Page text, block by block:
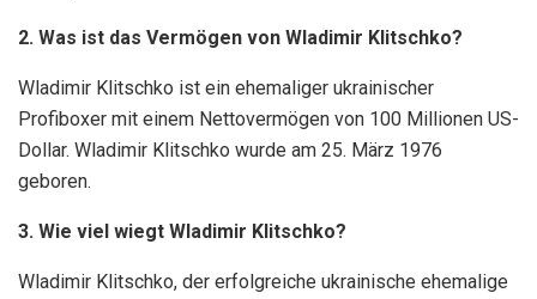
2. Was ist das Vermögen von Wladimir Klitschko?
Wladimir Klitschko ist ein ehemaliger ukrainischer
Profiboxer mit einem Nettovermögen von 100 Millionen US-
Dollar. Wladimir Klitschko wurde am 25. März 1976
geboren.
3. Wie viel wiegt Wladimir Klitschko?
Wladimir Klitschko, der erfolgreiche ukrainische ehemalige